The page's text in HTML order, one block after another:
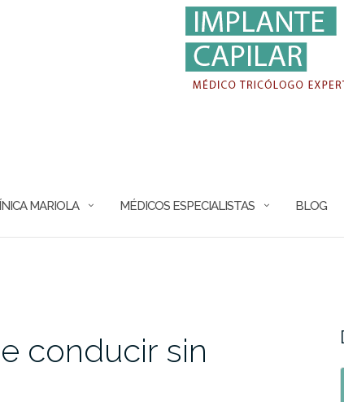
MARIOLA MÉDICOS ESPECIALISTAS BLOG
conducir sin